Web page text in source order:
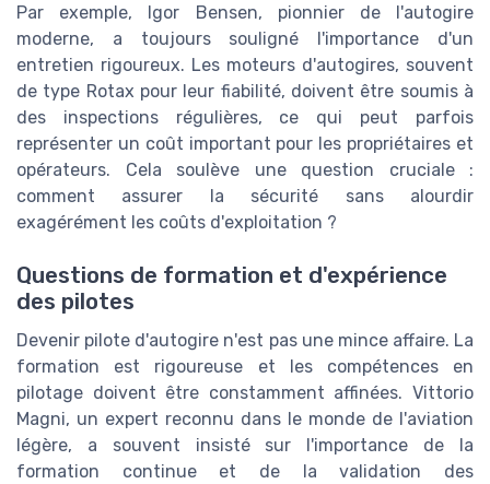
Par exemple, Igor Bensen, pionnier de l'autogire
moderne, a toujours souligné l'importance d'un
entretien rigoureux. Les moteurs d'autogires, souvent
de type Rotax pour leur fiabilité, doivent être soumis à
des inspections régulières, ce qui peut parfois
représenter un coût important pour les propriétaires et
opérateurs. Cela soulève une question cruciale :
comment assurer la sécurité sans alourdir
exagérément les coûts d'exploitation ?
Questions de formation et d'expérience
des pilotes
Devenir pilote d'autogire n'est pas une mince affaire. La
formation est rigoureuse et les compétences en
pilotage doivent être constamment affinées. Vittorio
Magni, un expert reconnu dans le monde de l'aviation
légère, a souvent insisté sur l'importance de la
formation continue et de la validation des